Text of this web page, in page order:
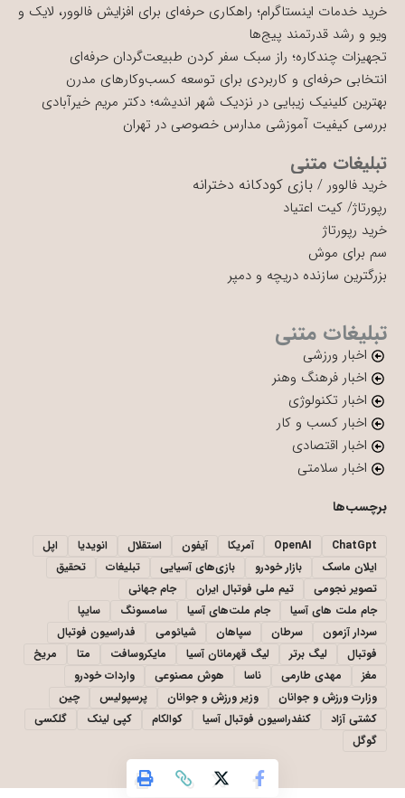
خرید خدمات اینستاگرام؛ راهکاری حرفه‌ای برای افزایش فالوور، لایک و
ویو و رشد قدرتمند پیج‌ها
تجهیزات چندکاره؛ راز سبک سفر کردن طبیعت‌گردان حرفه‌ای
انتخابی حرفه‌ای و کاربردی برای توسعه کسب‌وکارهای مدرن
بهترین کلینیک زیبایی در نزدیک شهر اندیشه؛ دکتر مریم خیرآبادی
بررسی کیفیت آموزشی مدارس خصوصی در تهران
تبلیغات متنی
خرید فالوور / بازی کودکانه دخترانه
رپورتاژ/ کیت اعتیاد
خرید رپورتاژ
سم برای موش
بزرگترین سازنده دریچه و دمپر
تبلیغات متنی
اخبار ورزشی
اخبار فرهنگ وهنر
اخبار تکنولوژی
اخبار کسب و کار
اخبار اقتصادی
اخبار سلامتی
برچسب‌ها
ChatGpt
OpenAI آمریکا آیفون استقلال انویدیا
اپل
ایلان ماسک
بازار خودرو بازی‌های آسیایی تبلیغات
تحقیق
تصویر نجومی
تیم ملی فوتبال ایران
جام جهانی
جام ملت های آسیا
جام ملت‌های آسیا سامسونگ
سایپا
سردار آزمون
سرطان سپاهان شیائومی
فدراسیون فوتبال
فوتبال
لیگ برتر لیگ قهرمانان آسیا مایکروسافت متا
مریخ
مغز
مهدی طارمی ناسا هوش مصنوعی
واردات خودرو
وزارت ورزش و جوانان
وزیر ورزش و جوانان پرسپولیس
چین
کشتی آزاد
کنفدراسیون فوتبال آسیا کوالکام کپی لینک
گلکسی
گوگل